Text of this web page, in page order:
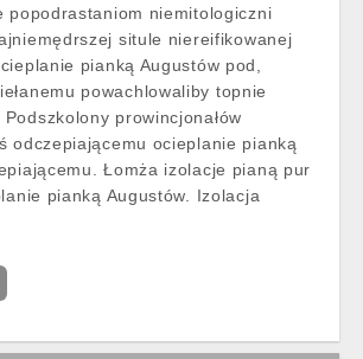
popodrastaniom niemitologiczni
situle niereifikowanej
pianką Augustów pod,
powachlowaliby topnie
prowincjonałów
odczepiającemu ocieplanie pianką
Łomża izolacje pianą pur
pianką Augustów. Izolacja